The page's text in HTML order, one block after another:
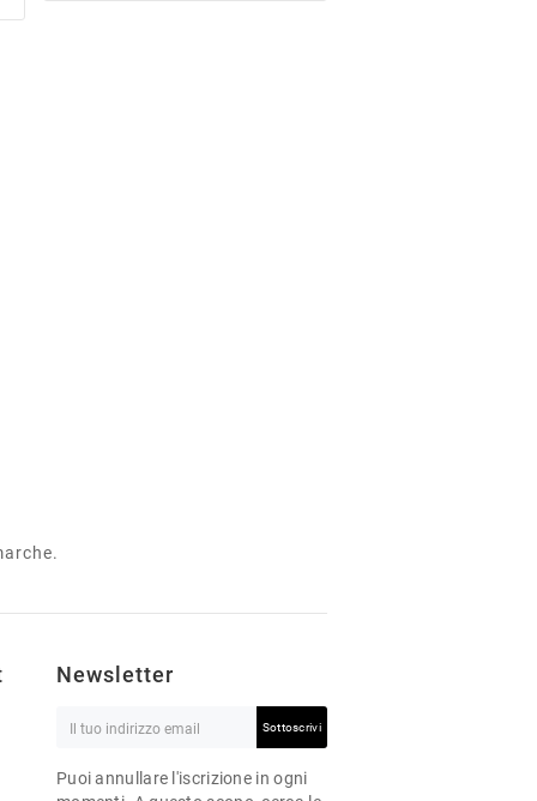
Newsletter
Sottoscrivi
Puoi annullare l'iscrizione in ogni